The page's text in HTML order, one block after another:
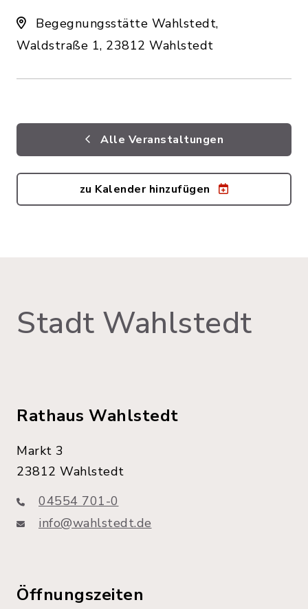
Begegnungsstätte Wahlstedt,
Waldstraße 1, 23812 Wahlstedt
Alle Veranstaltungen
zu Kalender hinzufügen
Stadt Wahlstedt
Rathaus Wahlstedt
Markt 3
23812 Wahlstedt
04554 701-0
info@wahlstedt.de
Öffnungszeiten